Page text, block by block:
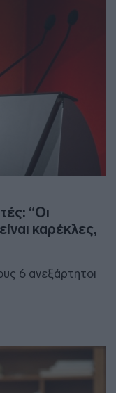
“Οι
καρέκλες,
6 ανεξάρτητοι